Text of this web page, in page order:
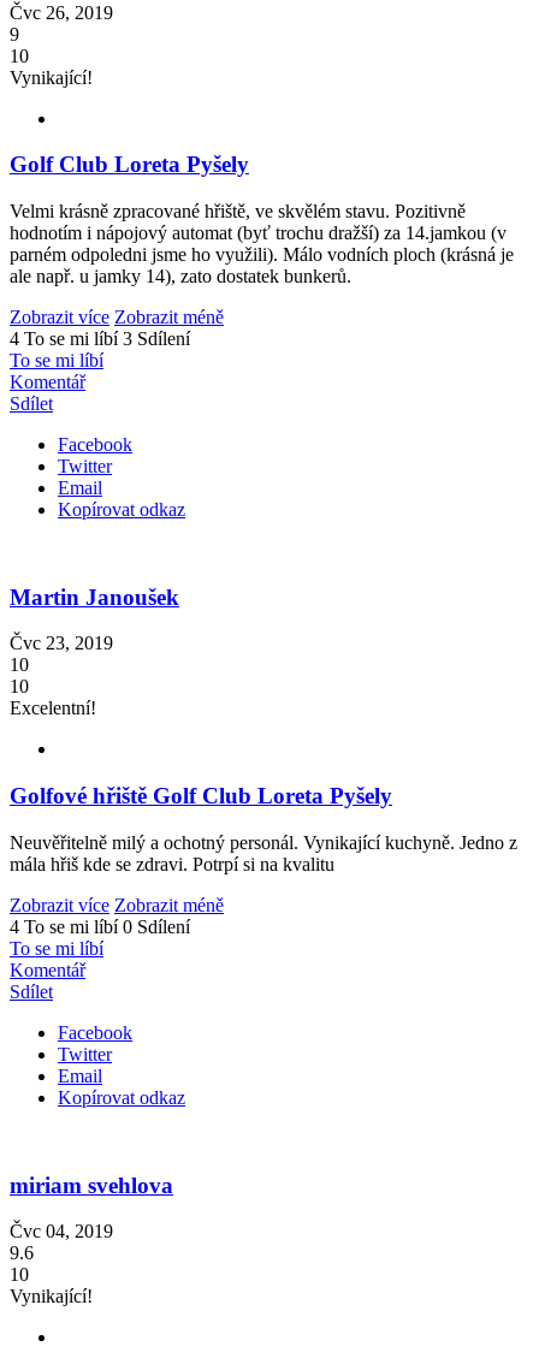
Čvc 26, 2019
9
10
Vynikající!
Golf Club Loreta Pyšely
Velmi krásně zpracované hřiště, ve skvělém stavu. Pozitivně
hodnotím i nápojový automat (byť trochu dražší) za 14.jamkou (v
parném odpoledni jsme ho využili). Málo vodních ploch (krásná je
ale např. u jamky 14), zato dostatek bunkerů.
Zobrazit více Zobrazit méně
4 To se mi líbí 3 Sdílení
To se mi líbí
Komentář
Sdílet
Facebook
Twitter
Email
Kopírovat odkaz
Martin Janoušek
Čvc 23, 2019
10
10
Excelentní!
Golfové hřiště Golf Club Loreta Pyšely
Neuvěřitelně milý a ochotný personál. Vynikající kuchyně. Jedno z
mála hřiš kde se zdravi. Potrpí si na kvalitu
Zobrazit více Zobrazit méně
4 To se mi líbí 0 Sdílení
To se mi líbí
Komentář
Sdílet
Facebook
Twitter
Email
Kopírovat odkaz
miriam svehlova
Čvc 04, 2019
9.6
10
Vynikající!